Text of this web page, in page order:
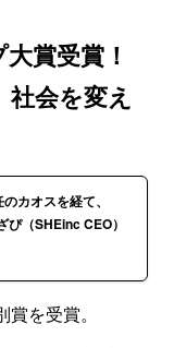
賞受賞！
社会を変え
カオスを経て、
（SHEinc CEO）
を受賞。